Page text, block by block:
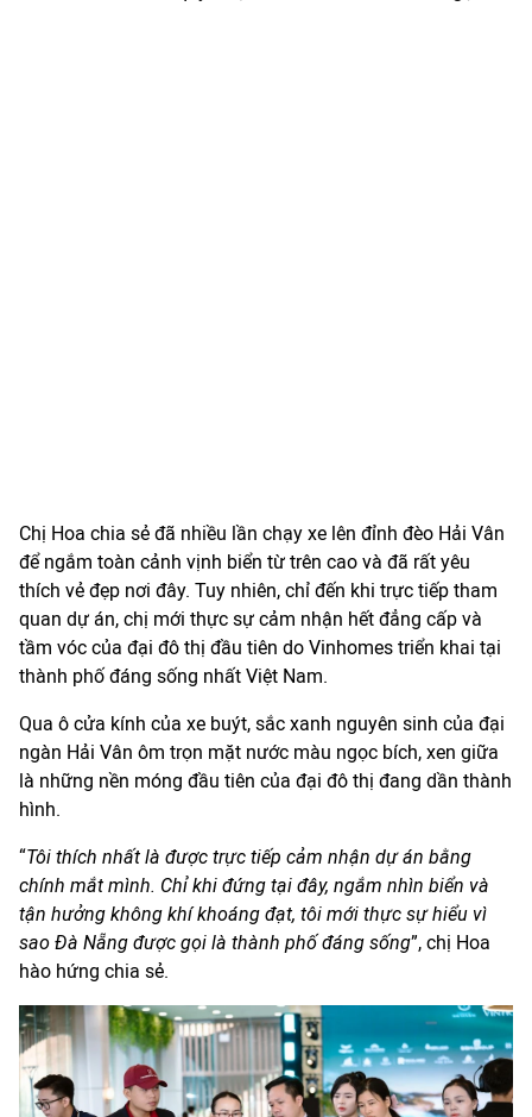
Chị Hoa chia sẻ đã nhiều lần chạy xe lên đỉnh đèo Hải Vân
để ngắm toàn cảnh vịnh biển từ trên cao và đã rất yêu
thích vẻ đẹp nơi đây. Tuy nhiên, chỉ đến khi trực tiếp tham
quan dự án, chị mới thực sự cảm nhận hết đẳng cấp và
tầm vóc của đại đô thị đầu tiên do Vinhomes triển khai tại
thành phố đáng sống nhất Việt Nam.
Qua ô cửa kính của xe buýt, sắc xanh nguyên sinh của đại
ngàn Hải Vân ôm trọn mặt nước màu ngọc bích, xen giữa
là những nền móng đầu tiên của đại đô thị đang dần thành
hình.
“Tôi thích nhất là được trực tiếp cảm nhận dự án bằng
chính mắt mình. Chỉ khi đứng tại đây, ngắm nhìn biển và
tận hưởng không khí khoáng đạt, tôi mới thực sự hiểu vì
sao Đà Nẵng được gọi là thành phố đáng sống”, chị Hoa
hào hứng chia sẻ.